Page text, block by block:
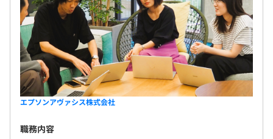
エプソンアヴァシス株式会社
職務内容